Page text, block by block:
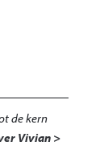
de kern
Vivian >